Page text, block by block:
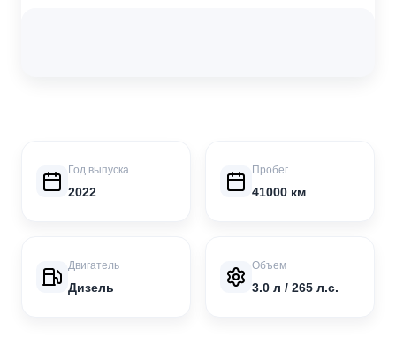
Год выпуска
2022
Пробег
41000 км
Двигатель
Дизель
Объем
3.0 л / 265 л.с.